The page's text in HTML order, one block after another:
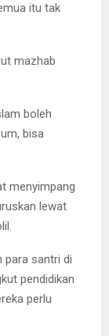
itu tak
mazhab
boleh
bisa
menyimpang
lewat
para santri di
pendidikan
perlu